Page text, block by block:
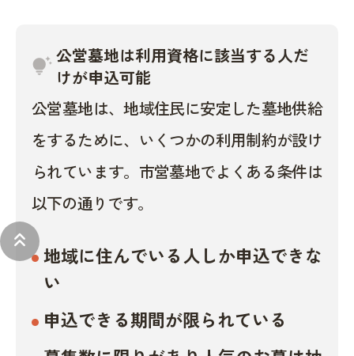
keyboard_double_arrow_up
tips_and_updates公営墓地は利用資格に該当する人だ
けが申込可能
公営墓地は、地域住民に安定した墓地供給
をするために、いくつかの利用制約が設け
られています。市営墓地でよくある条件は
以下の通りです。
地域に住んでいる人しか申込できな
い
申込できる期間が限られている